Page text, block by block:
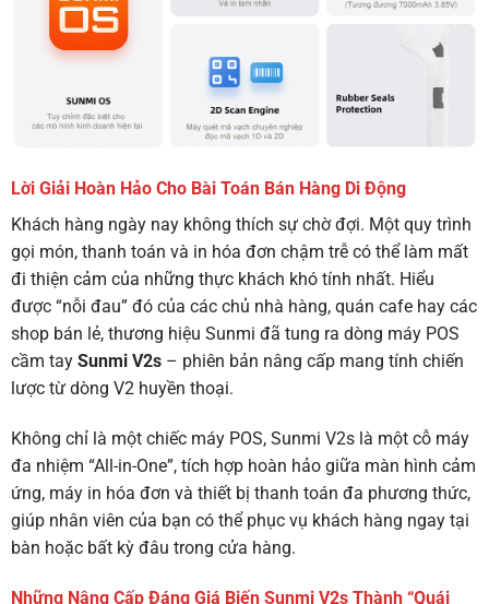
Lời Giải Hoàn Hảo Cho Bài Toán Bán Hàng Di Động
Khách hàng ngày nay không thích sự chờ đợi. Một quy trình
gọi món, thanh toán và in hóa đơn chậm trễ có thể làm mất
đi thiện cảm của những thực khách khó tính nhất. Hiểu
được “nỗi đau” đó của các chủ nhà hàng, quán cafe hay các
shop bán lẻ, thương hiệu Sunmi đã tung ra dòng máy POS
cầm tay Sunmi V2s– phiên bản nâng cấp mang tính chiến
lược từ dòng V2 huyền thoại.
Không chỉ là một chiếc máy POS, Sunmi V2s là một cỗ máy
đa nhiệm “All-in-One”, tích hợp hoàn hảo giữa màn hình cảm
ứng, máy in hóa đơn và thiết bị thanh toán đa phương thức,
giúp nhân viên của bạn có thể phục vụ khách hàng ngay tại
bàn hoặc bất kỳ đâu trong cửa hàng.
Những Nâng Cấp Đáng Giá Biến Sunmi V2s Thành “Quái